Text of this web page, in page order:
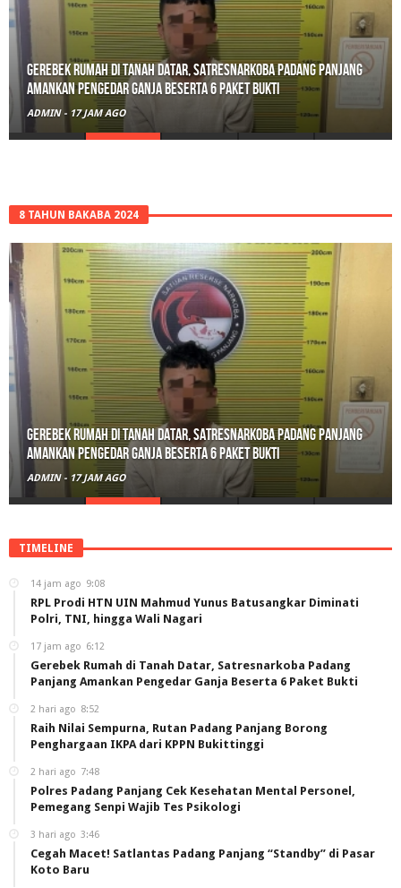
Gerebek Rumah di Tanah Datar, Satresnarkoba Padang Panjang
Amankan Pengedar Ganja Beserta 6 Paket Bukti
ADMIN - 17 JAM AGO
8 TAHUN BAKABA 2024
Gerebek Rumah di Tanah Datar, Satresnarkoba Padang Panjang
Amankan Pengedar Ganja Beserta 6 Paket Bukti
ADMIN - 17 JAM AGO
TIMELINE
14 jam ago 9:08
RPL Prodi HTN UIN Mahmud Yunus Batusangkar Diminati
Polri, TNI, hingga Wali Nagari
17 jam ago 6:12
Gerebek Rumah di Tanah Datar, Satresnarkoba Padang
Panjang Amankan Pengedar Ganja Beserta 6 Paket Bukti
2 hari ago 8:52
Raih Nilai Sempurna, Rutan Padang Panjang Borong
Penghargaan IKPA dari KPPN Bukittinggi
2 hari ago 7:48
Polres Padang Panjang Cek Kesehatan Mental Personel,
Pemegang Senpi Wajib Tes Psikologi
3 hari ago 3:46
Cegah Macet! Satlantas Padang Panjang “Standby” di Pasar
Koto Baru